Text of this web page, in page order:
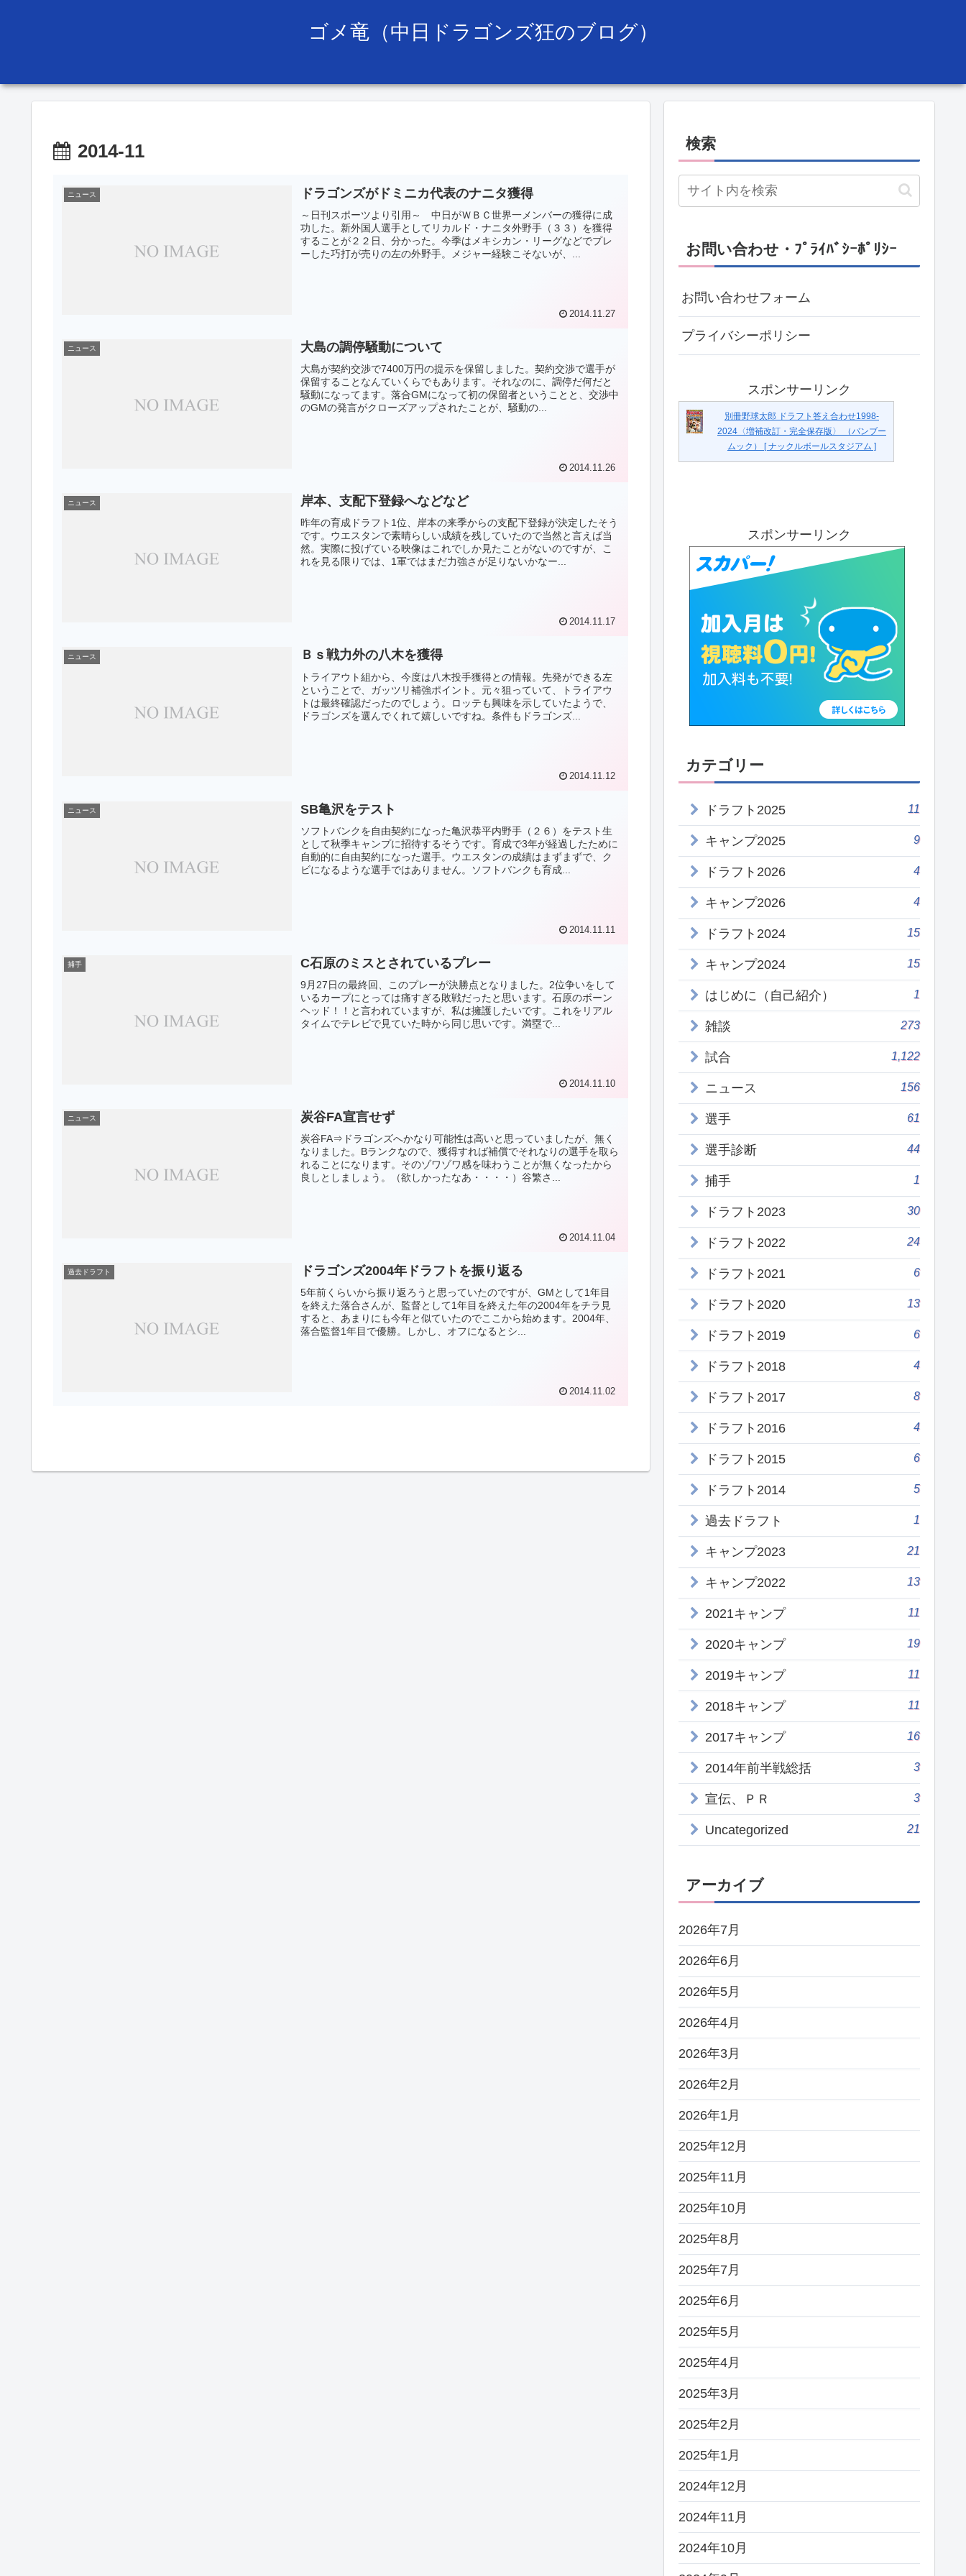
ゴメ竜（中日ドラゴンズ狂のブログ）
2014-11
ニュース ドラゴンズがドミニカ代表のナニタ獲得
～日刊スポーツより引用～ 中日がＷＢＣ世界一メンバーの獲得に成
功した。新外国人選手としてリカルド・ナニタ外野手（３３）を獲得
することが２２日、分かった。今季はメキシカン・リーグなどでプレ
ーした巧打が売りの左の外野手。メジャー経験こそないが、...
2014.11.27
ニュース 大島の調停騒動について
大島が契約交渉で7400万円の提示を保留しました。契約交渉で選手が
保留することなんていくらでもあります。それなのに、調停だ何だと
騒動になってます。落合GMになって初の保留者ということと、交渉中
のGMの発言がクローズアップされたことが、騒動の...
2014.11.26
ニュース 岸本、支配下登録へなどなど
昨年の育成ドラフト1位、岸本の来季からの支配下登録が決定したそう
です。ウエスタンで素晴らしい成績を残していたので当然と言えば当
然。実際に投げている映像はこれでしか見たことがないのですが、こ
れを見る限りでは、1軍ではまだ力強さが足りないかなー...
2014.11.17
ニュース Ｂｓ戦力外の八木を獲得
トライアウト組から、今度は八木投手獲得との情報。先発ができる左
ということで、ガッツリ補強ポイント。元々狙っていて、トライアウ
トは最終確認だったのでしょう。ロッテも興味を示していたようで、
ドラゴンズを選んでくれて嬉しいですね。条件もドラゴンズ...
2014.11.12
ニュース SB亀沢をテスト
ソフトバンクを自由契約になった亀沢恭平内野手（２６）をテスト生
として秋季キャンプに招待するそうです。育成で3年が経過したために
自動的に自由契約になった選手。ウエスタンの成績はまずまずで、ク
ビになるような選手ではありません。ソフトバンクも育成...
2014.11.11
捕手 C石原のミスとされているプレー
9月27日の最終回、このプレーが決勝点となりました。2位争いをして
いるカープにとっては痛すぎる敗戦だったと思います。石原のボーン
ヘッド！！と言われていますが、私は擁護したいです。これをリアル
タイムでテレビで見ていた時から同じ思いです。満塁で...
2014.11.10
ニュース 炭谷FA宣言せず
炭谷FA⇒ドラゴンズへかなり可能性は高いと思っていましたが、無く
なりました。Bランクなので、獲得すれば補償でそれなりの選手を取ら
れることになります。そのゾワゾワ感を味わうことが無くなったから
良しとしましょう。（欲しかったなあ・・・・）谷繁さ...
2014.11.04
過去ドラフト ドラゴンズ2004年ドラフトを振り返る
5年前くらいから振り返ろうと思っていたのですが、GMとして1年目
を終えた落合さんが、監督として1年目を終えた年の2004年をチラ見
すると、あまりにも今年と似ていたのでここから始めます。2004年、
落合監督1年目で優勝。しかし、オフになるとシ...
2014.11.02
検索
お問い合わせ・ﾌﾟﾗｲﾊﾞｼｰﾎﾟﾘｼｰ
お問い合わせフォーム
プライバシーポリシー
スポンサーリンク
別冊野球太郎 ドラフト答え合わせ1998-
2024〈増補改訂・完全保存版〉 （バンブー
ムック） [ ナックルボールスタジアム ]
スポンサーリンク
カテゴリー
ドラフト2025 11
キャンプ2025 9
ドラフト2026 4
キャンプ2026 4
ドラフト2024 15
キャンプ2024 15
はじめに（自己紹介） 1
雑談 273
試合 1,122
ニュース 156
選手 61
選手診断 44
捕手 1
ドラフト2023 30
ドラフト2022 24
ドラフト2021 6
ドラフト2020 13
ドラフト2019 6
ドラフト2018 4
ドラフト2017 8
ドラフト2016 4
ドラフト2015 6
ドラフト2014 5
過去ドラフト 1
キャンプ2023 21
キャンプ2022 13
2021キャンプ 11
2020キャンプ 19
2019キャンプ 11
2018キャンプ 11
2017キャンプ 16
2014年前半戦総括 3
宣伝、ＰＲ 3
Uncategorized 21
アーカイブ
2026年7月
2026年6月
2026年5月
2026年4月
2026年3月
2026年2月
2026年1月
2025年12月
2025年11月
2025年10月
2025年8月
2025年7月
2025年6月
2025年5月
2025年4月
2025年3月
2025年2月
2025年1月
2024年12月
2024年11月
2024年10月